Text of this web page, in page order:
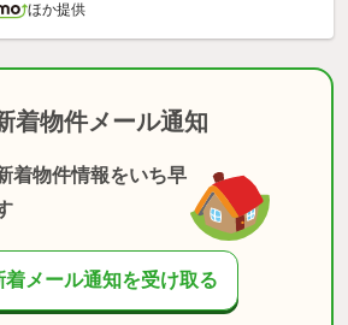
ほか提供
着物件メール通知
着物件情報をいち早
着メール通知を受け取る